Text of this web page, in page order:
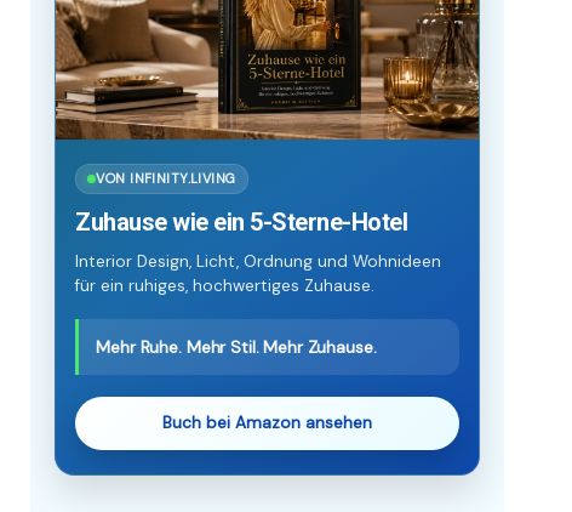
VON INFINITY.LIVING
Zuhause wie ein 5-Sterne-Hotel
Interior Design, Licht, Ordnung und Wohnideen
für ein ruhiges, hochwertiges Zuhause.
Mehr Ruhe. Mehr Stil. Mehr Zuhause.
Buch bei Amazon ansehen